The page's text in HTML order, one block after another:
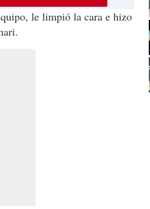
le limpió la cara e hizo